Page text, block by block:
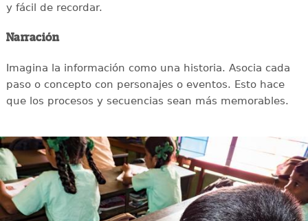
y fácil de recordar.
Narración
Imagina la información como una historia. Asocia cada
paso o concepto con personajes o eventos. Esto hace
que los procesos y secuencias sean más memorables.